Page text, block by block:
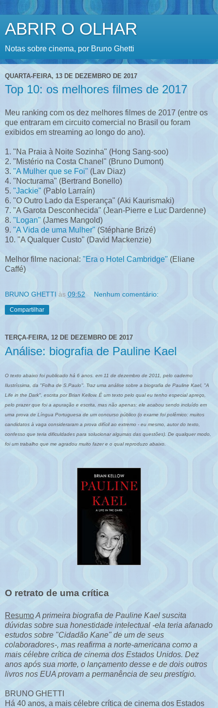
ABRIR O OLHAR
Notas sobre cinema, por Bruno Ghetti
QUARTA-FEIRA, 13 DE DEZEMBRO DE 2017
Top 10: os melhores filmes de 2017
Meu ranking com os dez melhores filmes de 2017 (entre os
que entraram em circuito comercial no Brasil ou foram
exibidos em streaming ao longo do ano).
1. "Na Praia à Noite Sozinha" (Hong Sang-soo)
2. "Mistério na Costa Chanel" (Bruno Dumont)
3. "A Mulher que se Foi" (Lav Diaz)
4. "Nocturama" (Bertrand Bonello)
5. "Jackie" (Pablo Larraín)
6. "O Outro Lado da Esperança" (Aki Kaurismaki)
7. "A Garota Desconhecida" (Jean-Pierre e Luc Dardenne)
8. "Logan" (James Mangold)
9. "A Vida de uma Mulher" (Stéphane Brizé)
10. "A Qualquer Custo" (David Mackenzie)
Melhor filme nacional: "Era o Hotel Cambridge" (Eliane
Caffé)
BRUNO GHETTI às 09:52 Nenhum comentário:
Compartilhar
TERÇA-FEIRA, 12 DE DEZEMBRO DE 2017
Análise: biografia de Pauline Kael
O texto abaixo foi publicado há 6 anos. em 11 de dezembro de 2011, pelo caderno
Ilustríssima, da "Folha de S.Paulo". Traz uma análise sobre a biografia de Pauline Kael, "A
Life in the Dark", escrita por Brian Kellow. É um texto pelo qual eu tenho especial apreço,
pelo prazer que foi a apuração e escrita, mas não apenas: ele acabou sendo incluído em
uma prova de Língua Portuguesa de um concurso público (o exame foi polêmico: muitos
candidatos à vaga consideraram a prova difícil ao extremo - eu mesmo, autor do texto,
confesso que teria dificuldades para solucionar algumas das questões). De qualquer modo,
foi um trabalho que me agradou muito fazer e o qual reproduzo abaixo.
O retrato de uma crítica
ResumoA primeira biografia de Pauline Kael suscita
dúvidas sobre sua honestidade intelectual -ela teria afanado
estudos sobre "Cidadão Kane" de um de seus
colaboradores-, mas reafirma a norte-americana como a
mais célebre crítica de cinema dos Estados Unidos. Dez
anos após sua morte, o lançamento desse e de dois outros
livros nos EUA provam a permanência de seu prestígio.
BRUNO GHETTI
Há 40 anos, a mais célebre crítica de cinema dos Estados